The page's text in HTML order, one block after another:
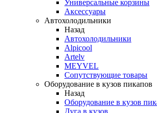
Универсальные корзины
Аксессуары
Автохолодильники
Назад
Автохолодильники
Alpicool
Artelv
MEYVEL
Сопутствующие товары
Оборудование в кузов пикапов
Назад
Оборудование в кузов
Дуга в кузов